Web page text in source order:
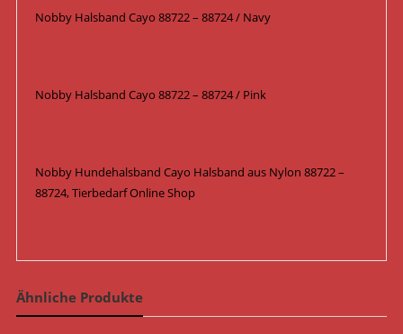
Nobby Halsband Cayo 88722 – 88724 / Navy
Nobby Halsband Cayo 88722 – 88724 / Pink
Nobby Hundehalsband Cayo Halsband aus Nylon 88722 –
88724, Tierbedarf Online Shop
Ähnliche Produkte